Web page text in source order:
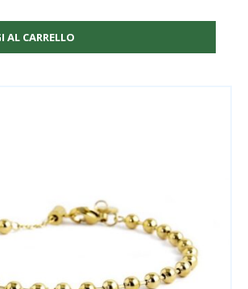
AL CARRELLO